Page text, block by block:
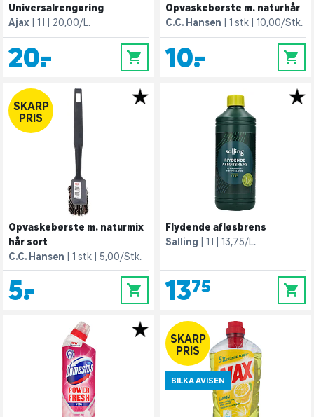
Universalrengøring
Ajax
1 l 20,00/L.
20,- 0
Opvaskebørste m. naturhår
C.C. Hansen
1 stk 10,00/Stk.
10,- 0
SKARP
PRIS
Opvaskebørste m. naturmix
hår sort
C.C. Hansen
1 stk 5,00/Stk.
5,- 0
Flydende afløsbrens
Salling
1 l 13,75/L.
13,75 0
SKARP
PRIS
BILKA AVISEN